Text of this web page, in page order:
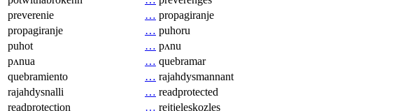
preverenie
… propagiranje
propagiranje
… puhoru
puhot
… pʌnu
pʌnua
… quebramar
quebramiento
… rajahdysmannant
rajahdysnalli
… readprotected
readprotection
… rejtjeleskozles